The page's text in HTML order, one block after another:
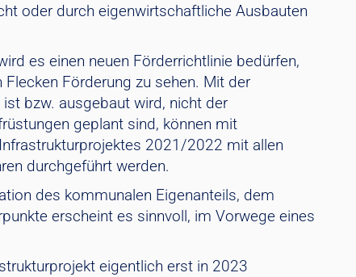
oder durch eigenwirtschaftliche Ausbauten
es einen neuen Förderrichtlinie bedürfen,
Förderung zu sehen. Mit der
bzw. ausgebaut wird, nicht der
geplant sind, können mit
2021/2022 mit allen
durchgeführt werden.
des kommunalen Eigenanteils, dem
erscheint es sinnvoll, im Vorwege eines
eigentlich erst in 2023